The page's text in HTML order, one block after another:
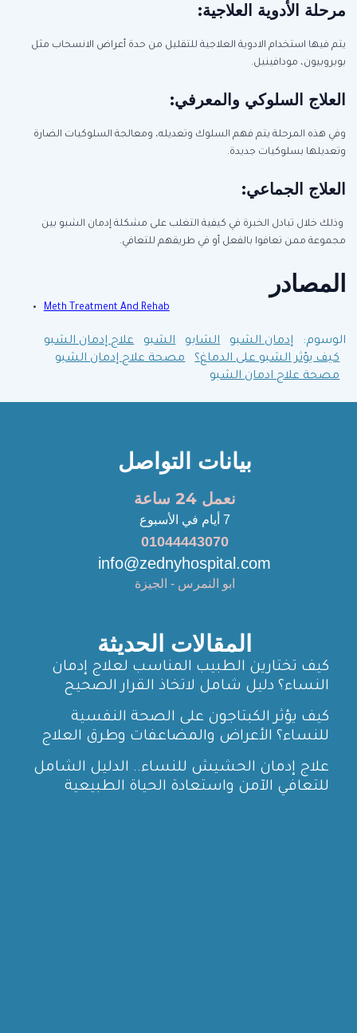
مرحلة الأدوية العلاجية:
يتم فيها استخدام الادوية العلاجية للتقليل من حدة أعراض الانسحاب مثل
بوبروبيون، مودافينيل.
العلاج السلوكي والمعرفي:
وفي هذه المرحلة يتم فهم السلوك وتعديله، ومعالجة السلوكيات الضارة
وتعديلها بسلوكيات جديدة.
العلاج الجماعي:
وذلك خلال تبادل الخبرة في كيفية التغلب على مشكلة إدمان الشبو بين
مجموعة ممن تعافوا بالفعل أو في طريقهم للتعافي.
المصادر
Meth Treatment And Rehab
الوسوم: إدمان الشبو الشابو الشبو
علاج إدمان الشبو
كيف يؤثر الشبو على الدماغ؟
مصحة علاج إدمان الشبو
مصحة علاج ادمان الشبو
بيانات التواصل
نعمل 24 ساعة
7 أيام في الأسبوع
01044443070
info@zednyhospital.com
ابو النمرس - الجيزة
المقالات الحديثة
كيف تختارين الطبيب المناسب لعلاج إدمان
النساء؟ دليل شامل لاتخاذ القرار الصحيح
كيف يؤثر الكبتاجون على الصحة النفسية
للنساء؟ الأعراض والمضاعفات وطرق العلاج
علاج إدمان الحشيش للنساء.. الدليل الشامل
للتعافي الآمن واستعادة الحياة الطبيعية